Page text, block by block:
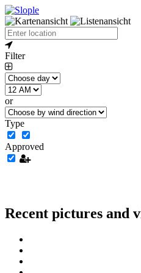
Filter
or
Type
Approved
Recent pictures and